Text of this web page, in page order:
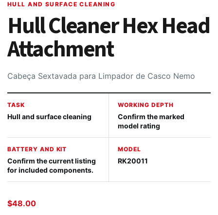
HULL AND SURFACE CLEANING
Hull Cleaner Hex Head
Attachment
Cabeça Sextavada para Limpador de Casco Nemo
TASK
Hull and surface cleaning
WORKING DEPTH
Confirm the marked
model rating
BATTERY AND KIT
Confirm the current listing
for included components.
MODEL
RK20011
$48.00